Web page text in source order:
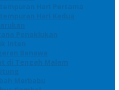
Hari Pertama
Hari Kedua
Penaklukan
Inten
Benawa
di Tengah Malam
Merbabu